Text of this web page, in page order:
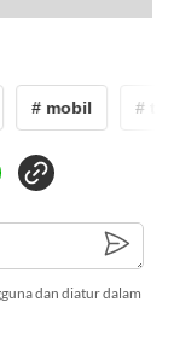
# mobil #
dan diatur dalam